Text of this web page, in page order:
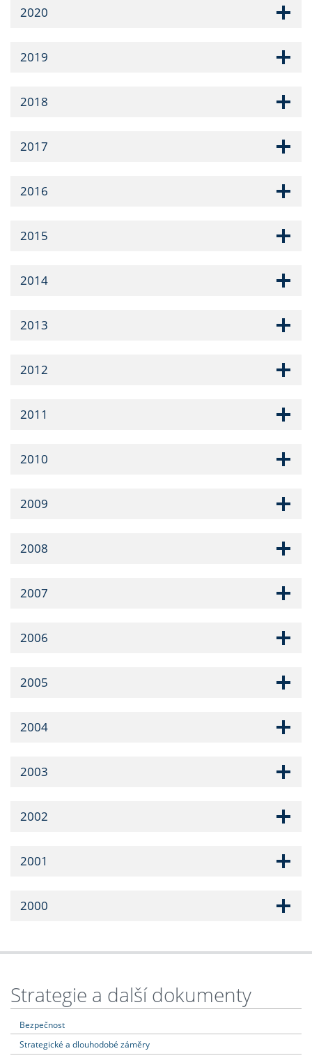
2020
2019
2018
2017
2016
2015
2014
2013
2012
2011
2010
2009
2008
2007
2006
2005
2004
2003
2002
2001
2000
Strategie a další dokumenty
Bezpečnost
Strategické a dlouhodobé záměry